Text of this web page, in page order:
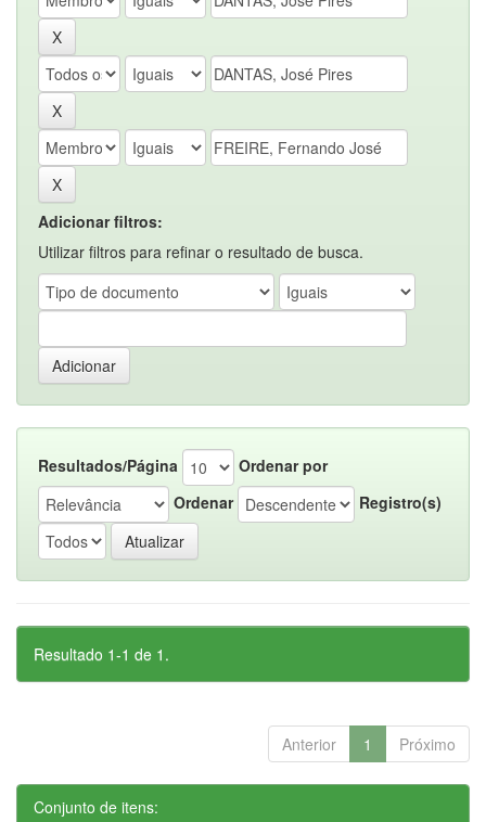
Adicionar filtros:
Utilizar filtros para refinar o resultado de busca.
Resultados/Página
Ordenar por
Ordenar
Registro(s)
Resultado 1-1 de 1.
Anterior 1 Próximo
Conjunto de itens: